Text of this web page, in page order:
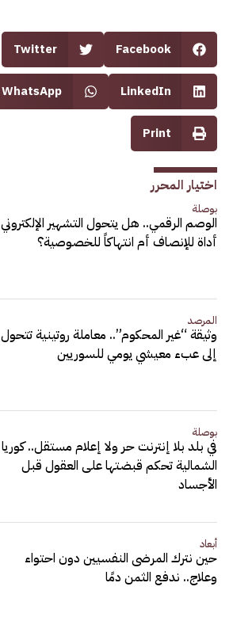
Facebook
Twitter
LinkedIn
WhatsApp
Print
اختيار المحرر
بوصلة
الوصم الرقمي.. هل يتحول التشهير الإلكتروني
أداة للإنصاف أم انتهاكاً للخصوصية؟
المرصد
وثيقة “غير المحكوم”.. معاملة روتينية تتحول
إلى عبء معيشي يومي للسوريين
بوصلة
في بلد بلا إنترنت حر ولا إعلام مستقل.. كوريا
الشمالية تحكم قبضتها على العقول قبل
الأجساد
أبعاد
حين نترك المرضى النفسيين دون احتواء
وعلاج.. ندفع الثمن دمًا